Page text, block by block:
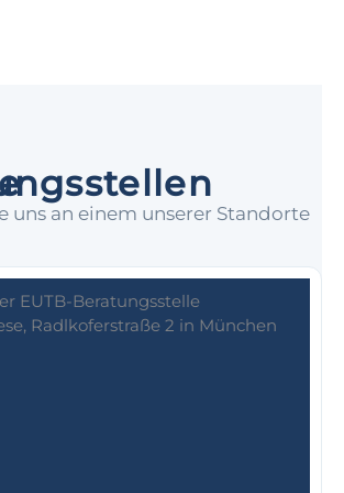
uns an einem unserer Standorte